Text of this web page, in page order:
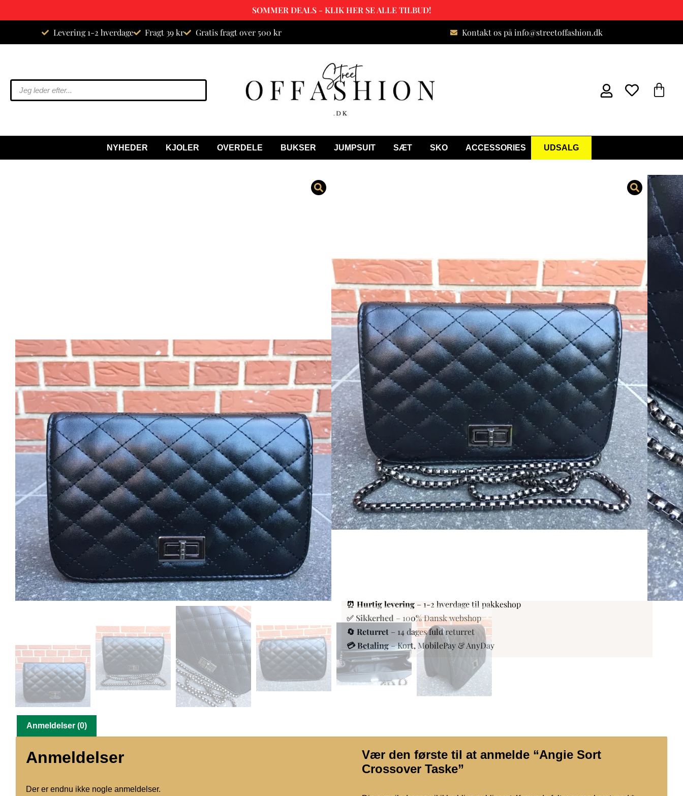
SOMMER DEALS - KLIK HER SE ALLE TILBUD!
Levering 1-2 hverdage Fragt 39 kr Gratis fragt over 500 kr Kontakt os på info@streetoffashion.dk
NYHEDER KJOLER OVERDELE BUKSER JUMPSUIT SÆT SKO ACCESSORIES UDSALG
Tasken har dem perfekte størrelse, og er det perfekte valg til en tur i byen eller andet,
hvor du kun har behov for de vigtigste ting.
Tasken har 1 stort rum samt 1 mindre rum med lynlås.
Der er plads til fx. dankort, nøgler, læbestift osv.
Vi er i bestemt vild med denne taske som kan bruges som skuldertaske eller crossover
taske.
Materiale:
Kvalitets PU læder
Mål:
20 cm bred
13 cm høj
8 cm dyb
2 på lager
TILFØJ TIL KURV
Add To Wishlist
⏰ Hurtig levering – 1-2 hverdage til pakkeshop
✅ Sikkerhed – 100% Dansk webshop
🔄 Returret – 14 dages fuld returret
💳 Betaling– Kort, MobilePay & AnyDay
Anmeldelser (0)
Anmeldelser
Der er endnu ikke nogle anmeldelser.
Vær den første til at anmelde “Angie Sort
Crossover Taske”